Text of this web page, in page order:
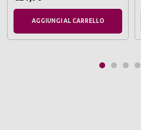
AGGIUNGI AL CARRELLO